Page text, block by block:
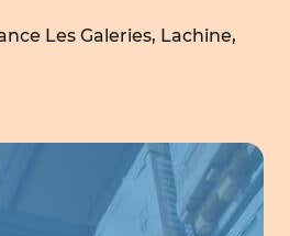
Les Galeries, Lachine,